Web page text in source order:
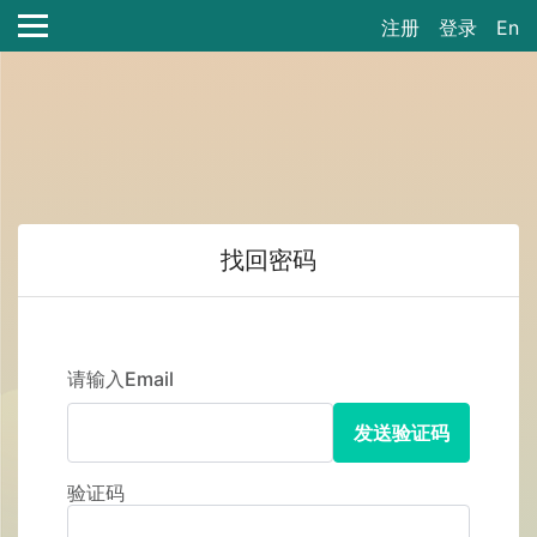
注册 登录 En
找回密码
请输入Email
发送验证码
验证码